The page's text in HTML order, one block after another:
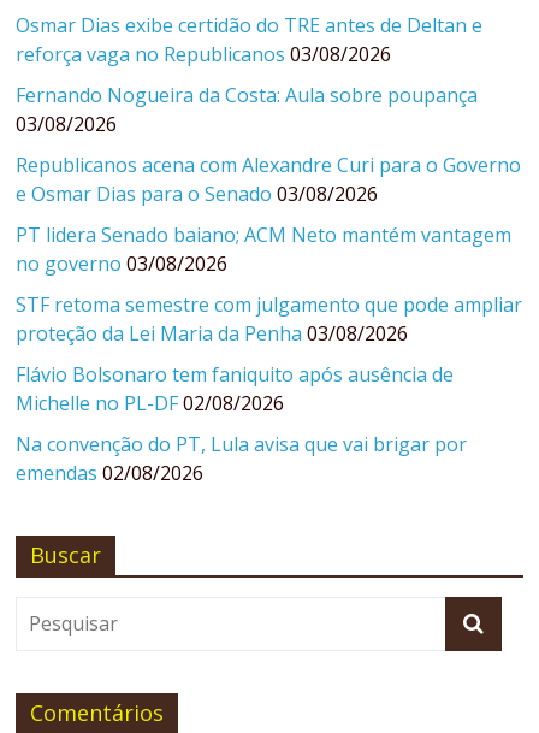
Osmar Dias exibe certidão do TRE antes de Deltan e
reforça vaga no Republicanos 03/08/2026
Fernando Nogueira da Costa: Aula sobre poupança
03/08/2026
Republicanos acena com Alexandre Curi para o Governo
e Osmar Dias para o Senado 03/08/2026
PT lidera Senado baiano; ACM Neto mantém vantagem
no governo 03/08/2026
STF retoma semestre com julgamento que pode ampliar
proteção da Lei Maria da Penha 03/08/2026
Flávio Bolsonaro tem faniquito após ausência de
Michelle no PL-DF02/08/2026
Na convenção do PT, Lula avisa que vai brigar por
emendas 02/08/2026
Buscar
Comentários